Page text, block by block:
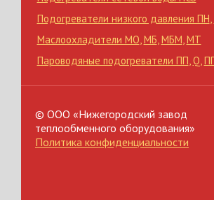
Подогреватели низкого давления ПН,
Маслоохладители МО,МБ,МБМ,МТ
Пароводяные подогреватели ПП,Q,
© ООО «Нижегородский завод
теплообменного оборудования»
Политика конфиденциальности